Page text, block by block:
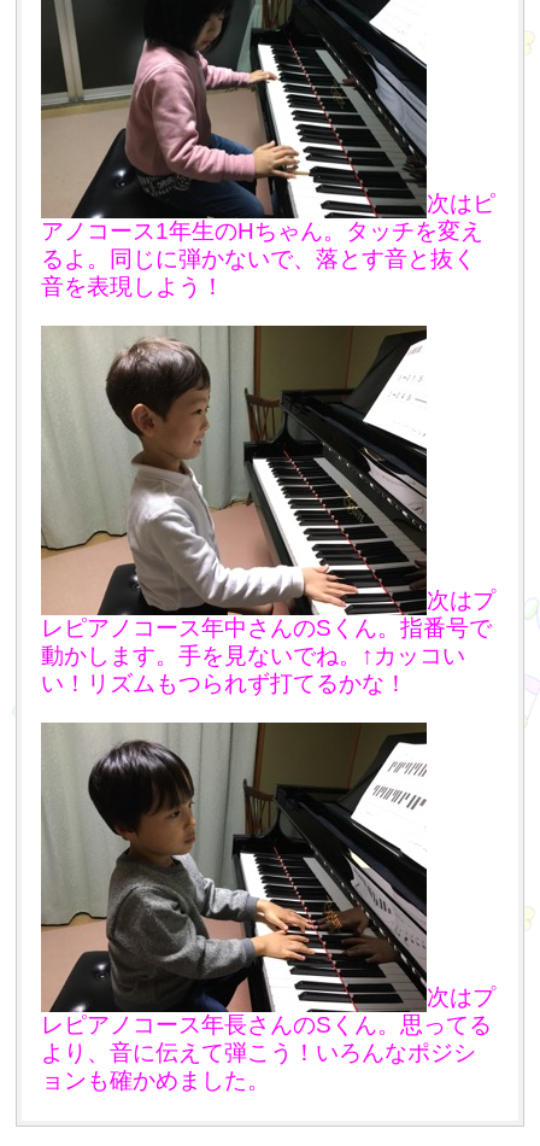
次はピ
アノコース1年生のHちゃん。タッチを変え
るよ。同じに弾かないで、落とす音と抜く
音を表現しよう！
次はプ
レピアノコース年中さんのSくん。指番号で
動かします。手を見ないでね。↑カッコい
い！リズムもつられず打てるかな！
次はプ
レピアノコース年長さんのSくん。思ってる
より、音に伝えて弾こう！いろんなポジシ
ョンも確かめました。